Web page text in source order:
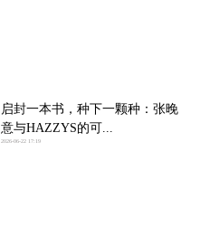
启封一本书，种下一颗种：张晚
意与HAZZYS的可...
2026-06-22 17:19